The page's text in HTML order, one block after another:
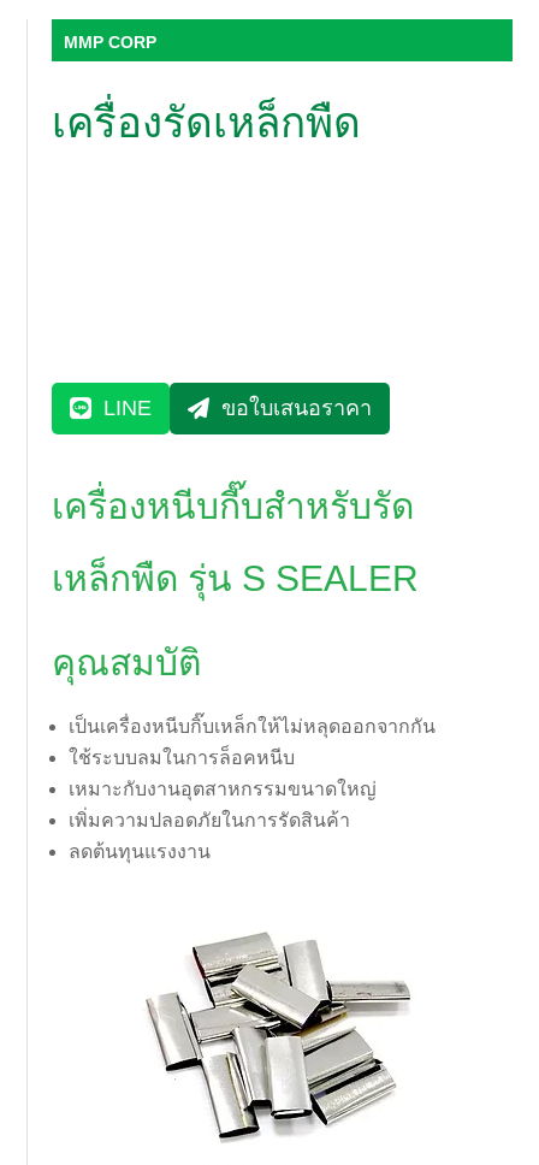
MMP CORP
เครื่องรัดเหล็กพืด
LINE ขอใบเสนอราคา
เครื่องหนีบกี๊บสำหรับรัด
เหล็กพืด รุ่น S SEALER
คุณสมบัติ
เป็นเครื่องหนีบกิ๊บเหล็กให้ไม่หลุดออกจากกัน
ใช้ระบบลมในการล็อคหนีบ
เหมาะกับงานอุตสาหกรรมขนาดใหญ่
เพิ่มความปลอดภัยในการรัดสินค้า
ลดต้นทุนแรงงาน